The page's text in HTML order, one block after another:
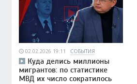
02.02.2026 19:11 СОБЫТИЯ
Куда делись миллионы
мигрантов: по статистике
МВД их число сократилось